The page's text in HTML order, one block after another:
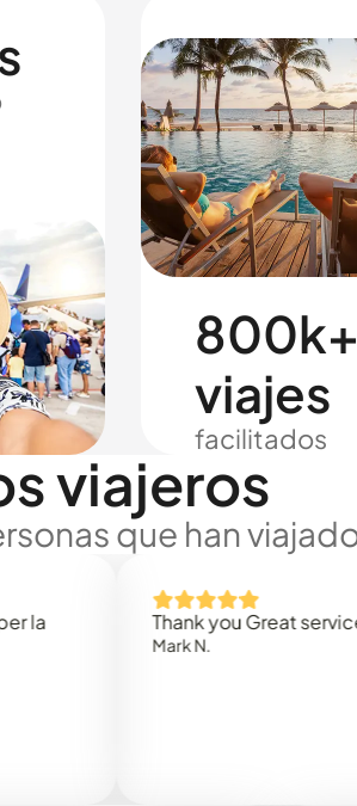
800k+
viajes
facilitados
viajeros
que han
Thank you Great service